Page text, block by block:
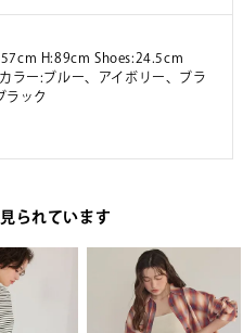
H:89cm Shoes:24.5cm
ー:ブルー、アイボリー、ブラ
ラック
られています